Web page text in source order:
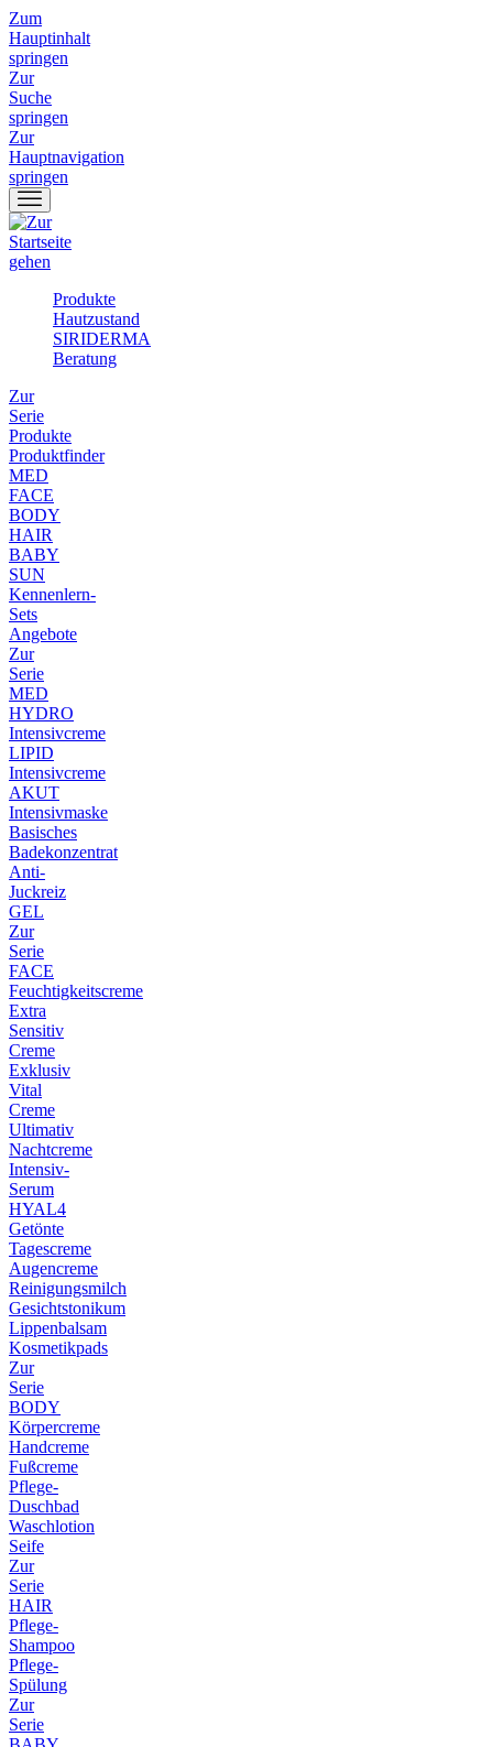
Zum
Hauptinhalt
springen
Zur
Suche
springen
Zur
Hauptnavigation
springen
Produkte
Hautzustand
SIRIDERMA
Beratung
Zur
Serie
Produkte
Produktfinder
MED
FACE
BODY
HAIR
BABY
SUN
Kennenlern-
Sets
Angebote
Zur
Serie
MED
HYDRO
Intensivcreme
LIPID
Intensivcreme
AKUT
Intensivmaske
Basisches
Badekonzentrat
Anti-
Juckreiz
GEL
Zur
Serie
FACE
Feuchtigkeitscreme
Extra
Sensitiv
Creme
Exklusiv
Vital
Creme
Ultimativ
Nachtcreme
Intensiv-
Serum
HYAL4
Getönte
Tagescreme
Augencreme
Reinigungsmilch
Gesichtstonikum
Lippenbalsam
Kosmetikpads
Zur
Serie
BODY
Körpercreme
Handcreme
Fußcreme
Pflege-
Duschbad
Waschlotion
Seife
Zur
Serie
HAIR
Pflege-
Shampoo
Pflege-
Spülung
Zur
Serie